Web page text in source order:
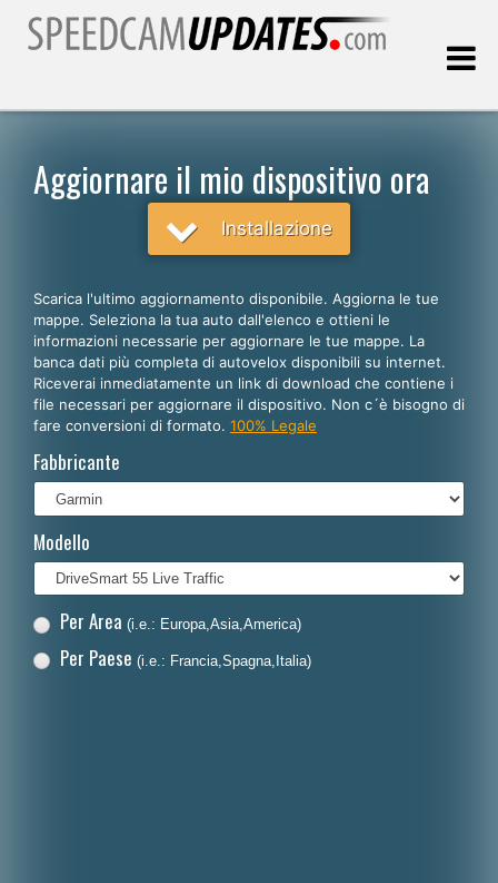
Italiano
English
Español
Deutsch
Polski
Dansk
Aggiornare il mio dispositivo ora
Installazione
Scarica l'ultimo aggiornamento disponibile. Aggiorna le tue
mappe. Seleziona la tua auto dall'elenco e ottieni le
informazioni necessarie per aggiornare le tue mappe. La
banca dati più completa di autovelox disponibili su internet.
Riceverai inmediatamente un link di download che contiene i
file necessari per aggiornare il dispositivo. Non c´è bisogno di
fare conversioni di formato. 100% Legale
Fabbricante
Modello
Per Area (i.e.: Europa,Asia,America)
Per Paese (i.e.: Francia,Spagna,Italia)